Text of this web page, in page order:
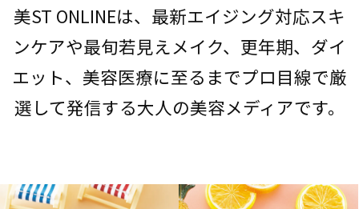
美ST ONLINEは、最新エイジング対応スキ
ンケアや最旬若見えメイク、更年期、ダイ
エット、美容医療に至るまでプロ目線で厳
選して発信する大人の美容メディアです。